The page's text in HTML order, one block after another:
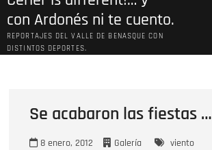
con Ardonés ni te cuento.
REPORTAJES DEL VALLE DE BENASQUE CON
DISTINTOS DEPORTES.
Se acabaron las fiestas …
8 enero, 2012 Galería viento